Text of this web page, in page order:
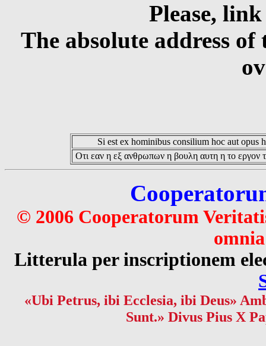
Please,
The absolute address
Si est ex hominibus consilium hoc aut opus
Οτι εαν η εξ ανθρωπων η βουλη αυτη η το εργον
© 2006 Cooperatorum
Litterula per inscriptionem
«Ubi Petrus, ibi Ecclesia, ibi Deus»
Sunt.» Divus Pius X